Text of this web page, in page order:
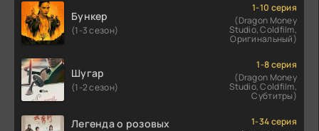
Бункер
(1-3 сезон)
1-10 серия
(Dragon Money
Studio, Coldfilm,
Оригинальный)
Шугар
(1-2 сезон)
1-8 серия
(Dragon Money
Studio, Coldfilm,
Субтитры)
Легенда о розовых
1-34 серия